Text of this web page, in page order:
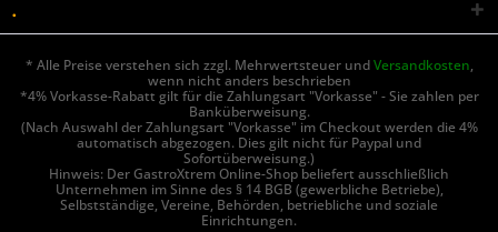
.
* Alle Preise verstehen sich zzgl. Mehrwertsteuer undVersandkosten,
wenn nicht anders beschrieben
*4% Vorkasse-Rabatt gilt für die Zahlungsart "Vorkasse" - Sie zahlen per
Banküberweisung.
(Nach Auswahl der Zahlungsart "Vorkasse" im Checkout werden die 4%
automatisch abgezogen. Dies gilt nicht für Paypal und
Sofortüberweisung.)
Hinweis: Der GastroXtrem Online-Shop beliefert ausschließlich
Unternehmen im Sinne des § 14 BGB (gewerbliche Betriebe),
Selbstständige, Vereine, Behörden, betriebliche und soziale
Einrichtungen.